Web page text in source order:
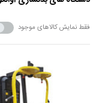
فقط نمایش کالاهای موجود